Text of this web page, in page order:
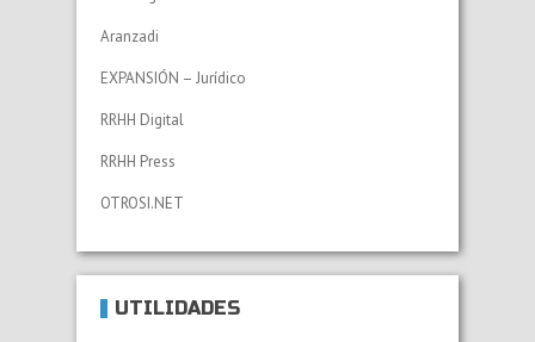
Aranzadi
EXPANSIÓN – Jurídico
RRHH Digital
RRHH Press
OTROSI.NET
UTILIDADES